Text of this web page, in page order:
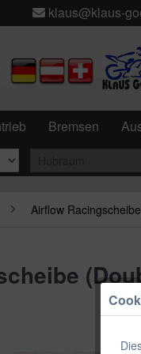
klaus@klaus-
Bremsen
Airflow